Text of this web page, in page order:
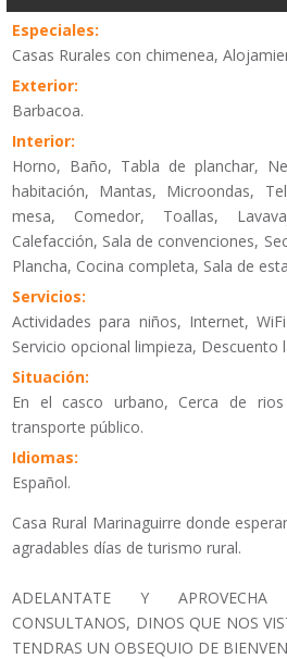
Especiales:
Casas Rurales con chimenea,
Exterior:
Barbacoa.
Interior:
Horno, Baño, Tabla de planchar,
habitación, Mantas, Microondas,
mesa, Comedor, Toallas,
Calefacción, Sala de convenciones,
Plancha, Cocina completa, Sala de
Servicios:
Actividades para niños, Internet,
Servicio opcional limpieza, Descuento
Situación:
En el casco urbano, Cerca de
transporte público.
Idiomas:
Español.
Casa Rural Marinaguirre donde
agradables días de turismo rural.
ADELANTATE Y APROVECHA
CONSULTANOS, DINOS QUE NOS
TENDRAS UN OBSEQUIO DE